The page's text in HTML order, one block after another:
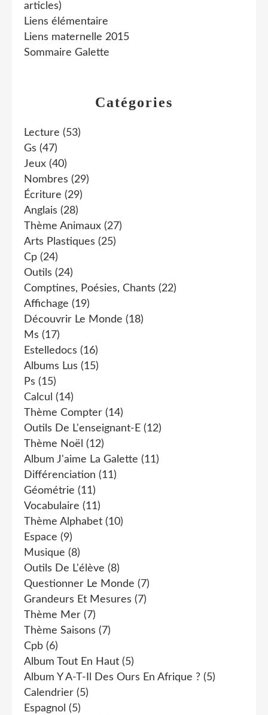
Catégories
Lecture (53)
Gs (47)
Jeux (40)
Nombres (29)
Écriture (29)
Anglais (28)
Thème Animaux (27)
Arts Plastiques (25)
Cp (24)
Outils (24)
Comptines, Poésies, Chants (22)
Affichage (19)
Découvrir Le Monde (18)
Ms (17)
Estelledocs (16)
Albums Lus (15)
Ps (15)
Calcul (14)
Thème Compter (14)
Outils De L'enseignant-E (12)
Thème Noël (12)
Album J'aime La Galette (11)
Différenciation (11)
Géométrie (11)
Vocabulaire (11)
Thème Alphabet (10)
Espace (9)
Musique (8)
Outils De L'élève (8)
Questionner Le Monde (7)
Grandeurs Et Mesures (7)
Thème Mer (7)
Thème Saisons (7)
Cpb (6)
Album Tout En Haut (5)
Album Y A-T-Il Des Ours En Afrique ? (5)
Calendrier (5)
Espagnol (5)
articles)
Liens élémentaire
Liens maternelle 2015
Sommaire Galette